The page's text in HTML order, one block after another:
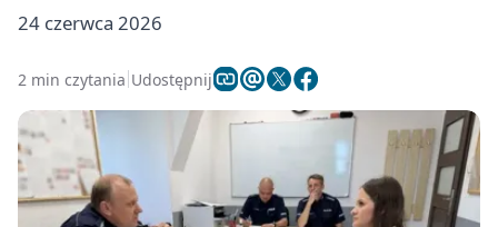
24 czerwca 2026
2 min czytania Udostępnij